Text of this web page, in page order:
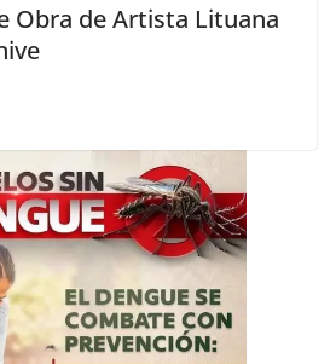
Obra de Artista Lituana